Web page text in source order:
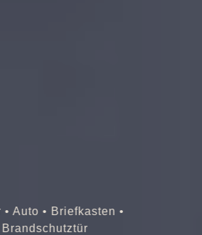
• Auto • Briefkasten •
Brandschutztür